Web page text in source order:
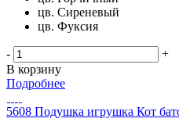
цв. Сиреневый
цв. Фуксия
-
+
В корзину
Подробнее
5608 Подушка игрушка Кот